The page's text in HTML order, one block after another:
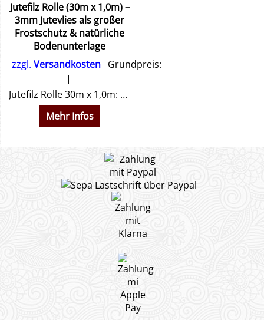
Jutefilz Rolle (30m x 1,0m) –
3mm Jutevlies als großer
Frostschutz & natürliche
Bodenunterlage
zzgl.Versandkosten Grundpreis:
Jutefilz Rolle 30m x 1,0m: Natürliches Jutevlies (3mm) für großflächigen Frostschutz, Wärmedämmung & Boden-Trennschicht. 100 % biologisch abbaubar – jetzt bestellen!
Mehr Infos